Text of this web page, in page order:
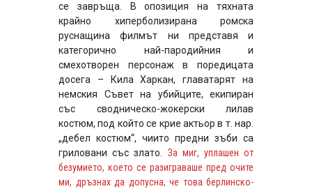
се завръща. В опозиция на тяхната
крайно хиперболизирана ромска
руснащина филмът ни представя и
категорично най-пародийния и
смехотворен персонаж в поредицата
досега – Кила Харкан, главатарят на
немския Съвет на убийците, екипиран
със сводническо-жокерски лилав
костюм, под който се крие актьор в т. нар.
„дебел костюм“, чиито предни зъби са
гриловани със злато. За миг, уплашен от
безумието, което се разиграваше пред очите
ми, дръзнах да допусна, че това берлинско-